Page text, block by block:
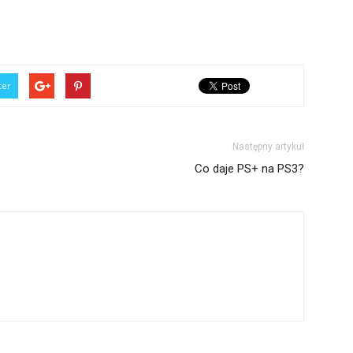
Następny artykuł
Co daje PS+ na PS3?